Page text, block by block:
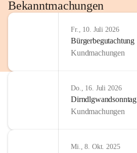
http://www.omv.com
Bekanntmachungen
Fr., 10. Juli 2026
Bürgerbegutachtung
Kundmachungen
Do., 16. Juli 2026
Dirndlgwandsonntag
Kundmachungen
Mi., 8. Okt. 2025